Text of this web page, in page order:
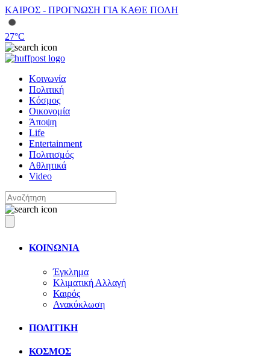
ΚΑΙΡΟΣ - ΠΡΟΓΝΩΣΗ ΓΙΑ ΚΑΘΕ ΠΟΛΗ
27°C
Κοινωνία
Πολιτική
Κόσμος
Οικονομία
Άποψη
Life
Entertainment
Πολιτισμός
Αθλητικά
Video
ΚΟΙΝΩΝΙΑ
Έγκλημα
Κλιματική Αλλαγή
Καιρός
Ανακύκλωση
ΠΟΛΙΤΙΚΗ
ΚΟΣΜΟΣ